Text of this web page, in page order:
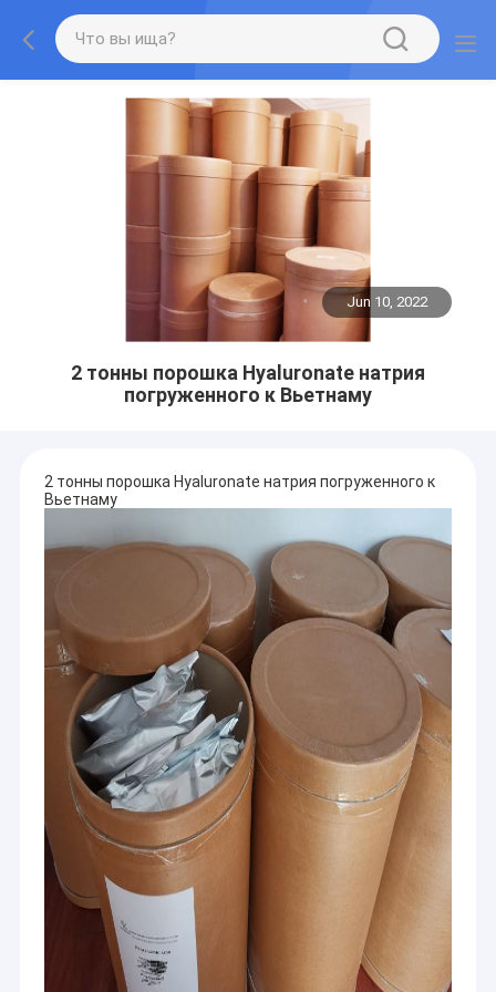
Jun 10, 2022
2 тонны порошка Hyaluronate натрия
погруженного к Вьетнаму
2 тонны порошка Hyaluronate натрия погруженного к
Вьетнаму